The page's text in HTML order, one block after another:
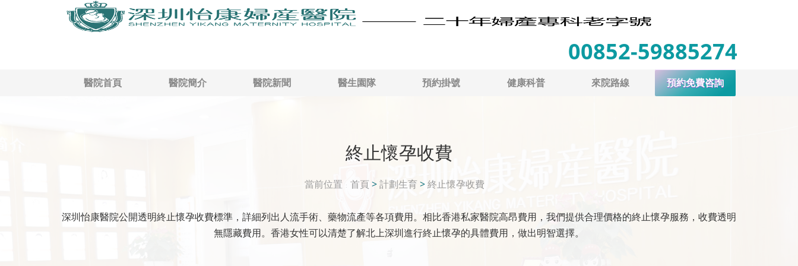
00852-59885274
醫院首頁 醫院簡介 醫院新聞 醫生園隊 預約掛號 健康科普 來院路線 預約免費咨詢
終止懷孕收費
當前位置 首頁 >計劃生育>終止懷孕收費
深圳怡康醫院公開透明終止懷孕收費標準，詳細列出人流手術、藥物流產等各項費用。相比香港私家醫院高昂費用，我們提供合理價格的終止懷孕服務，收費透明
無隱藏費用。香港女性可以清楚了解北上深圳進行終止懷孕的具體費用，做出明智選擇。